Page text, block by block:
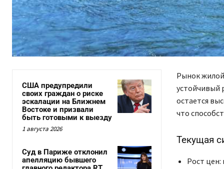
США предупредили
своих граждан о риске
эскалации на Ближнем
Востоке и призвали
быть готовыми к выезду
1 августа 2026
Суд в Париже отклонил
апелляцию бывшего
Рынок
устойчивый
остается
что
Текущая
Рост цен: